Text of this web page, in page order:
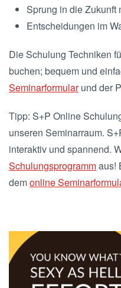
Sprung in die Zukunft
Entscheidungen im
Die Schulung Techniken
buchen; bequem und
Seminarformularund der
Tipp: S+P Online
unseren Seminarraum.
interaktiv und spannend.
Schulungsprogrammaus!
demonline